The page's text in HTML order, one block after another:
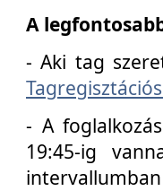
A
- Aki tag
- A
19:45-ig